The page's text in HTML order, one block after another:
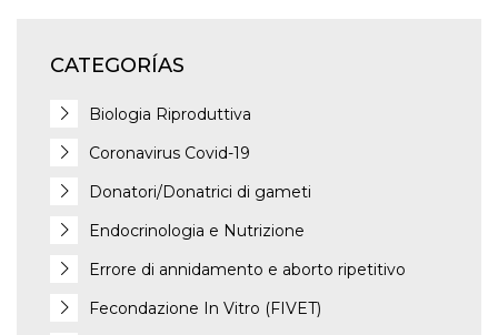
CATEGORÍAS
Biologia Riproduttiva
Coronavirus Covid-19
Donatori/Donatrici di gameti
Endocrinologia e Nutrizione
Errore di annidamento e aborto ripetitivo
Fecondazione In Vitro (FIVET)